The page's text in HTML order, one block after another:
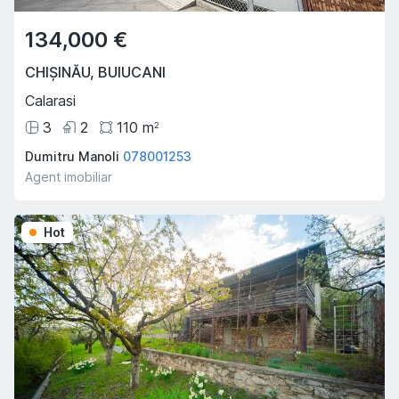
134,000 €
CHIȘINĂU, BUIUCANI
Calarasi
3
2 110 m2
Dumitru Manoli 078001253
Agent imobiliar
Hot
Hot Hot